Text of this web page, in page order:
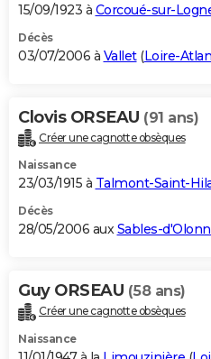
15/09/1923 à Corcoué-sur-
Décès
03/07/2006 à Vallet(Loire-
Clovis ORSEAU (91 ans)
Créer une cagnotte obsèques
Naissance
23/03/1915 à Talmont-Saint-
Décès
28/05/2006 auxSables-
Guy ORSEAU (58 ans)
Créer une cagnotte obsèques
Naissance